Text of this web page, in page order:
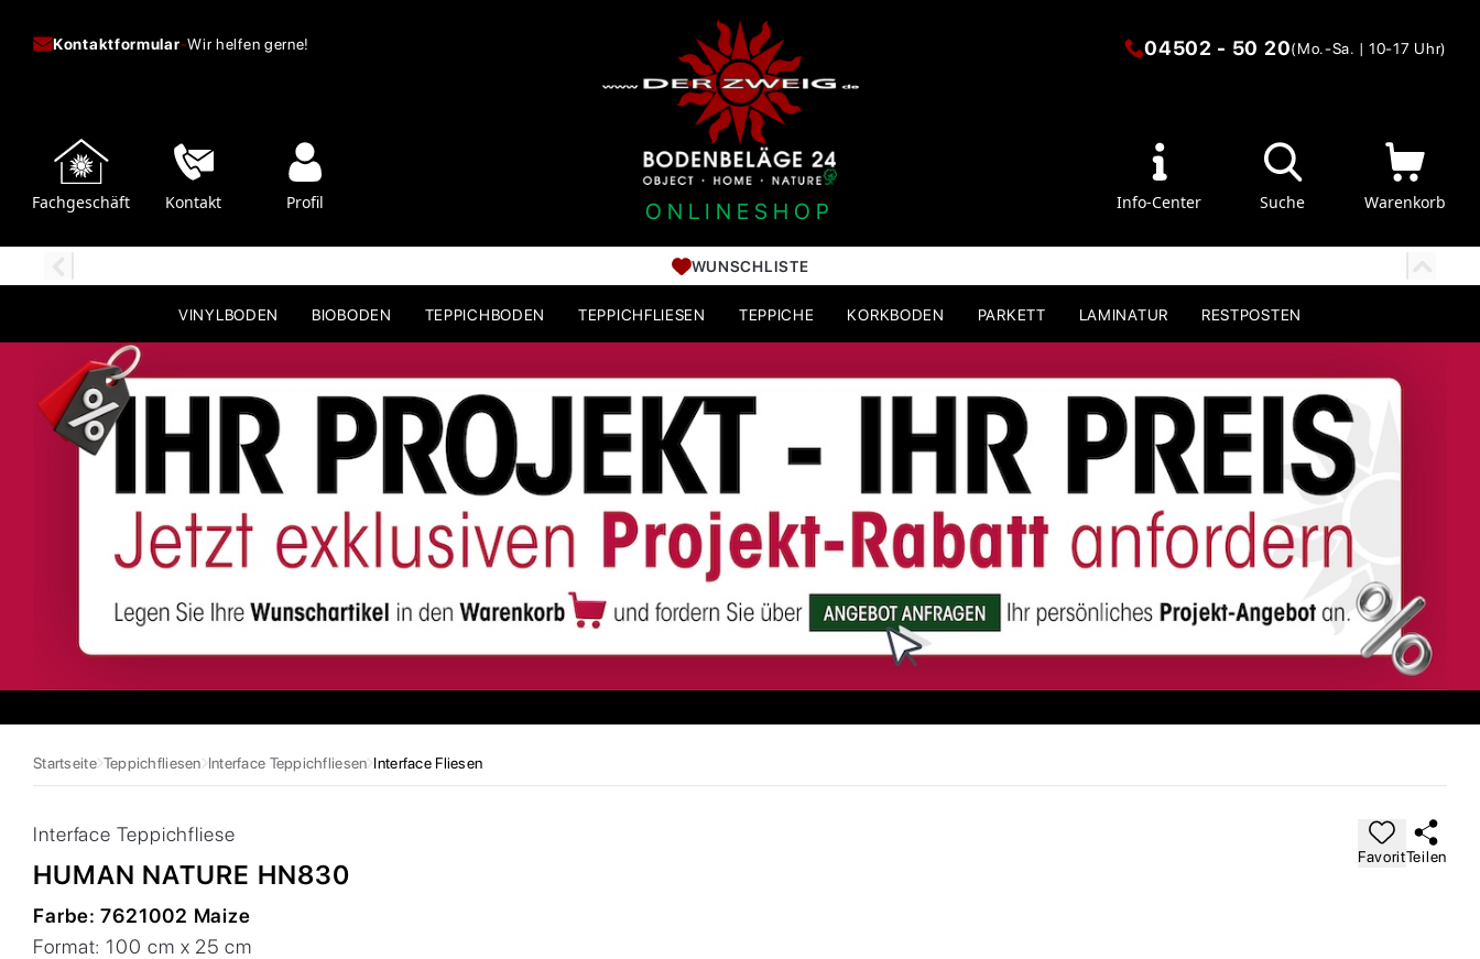
Kontaktformular-Wir helfen gerne!
Fachgeschäft Kontakt Profil ONLINESHOP
04502 - 50 20(Mo.-Sa. | 10-17 Uhr)
Info-Center Suche Warenkorb
WUNSCHLISTE
VINYLBODEN BIOBODEN TEPPICHBODEN TEPPICHFLIESEN TEPPICHE KORKBODEN PARKETT LAMINATUR RESTPOSTEN
Startseite Teppichfliesen Interface Teppichfliesen Interface Fliesen
Interface Teppichfliese
HUMAN NATURE HN830
Farbe:7621002 Maize
Format:100 cm x 25 cm
FavoritTeilen